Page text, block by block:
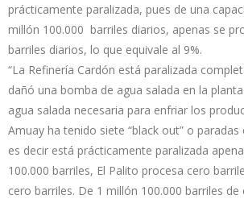
prácticamente paralizada, pues de una
millón 100.000 barriles diarios, apenas se
barriles diarios, lo que equivale al 9%.
“La Refinería Cardón está paralizada
dañó una bomba de agua salada en la
agua salada necesaria para enfriar los
Amuay ha tenido siete “black out” o
es decir está prácticamente paralizada
100.000 barriles, El Palito procesa cero
cero barriles. De 1 millón 100.000 barriles de